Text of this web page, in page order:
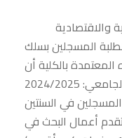
المسجلين بسلك
المعتمدة بالكلية أن
عملية إعادة التسجيل برسم الموسم الجامعي: 2024/2025
في السنتين
تقدم أعمال البحث في